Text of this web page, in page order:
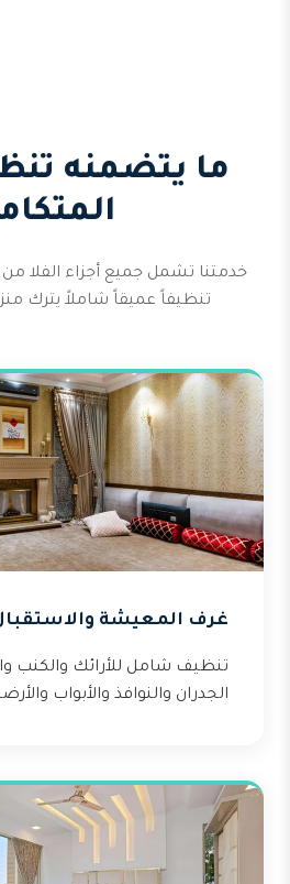
ما يتضمنه
خدمتنا تشمل جميع أجزاء الفلا
تنظيفاً عميقاً شاملاً يترك
غرف المعيشة
تنظيف شامل للأرائك والكنب
الجدران والنوافذ والأبواب